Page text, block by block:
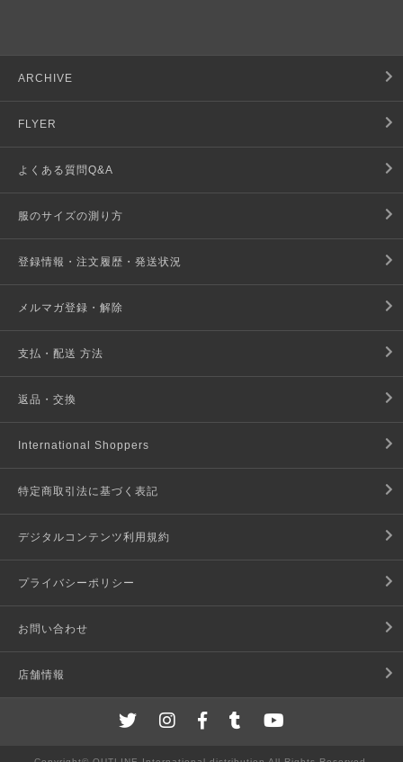
ARCHIVE
FLYER
よくある質問Q&A
服のサイズの測り方
登録情報・注文履歴・発送状況
メルマガ登録・解除
支払・配送 方法
返品・交換
International Shoppers
特定商取引法に基づく表記
デジタルコンテンツ利用規約
プライバシーポリシー
お問い合わせ
店舗情報